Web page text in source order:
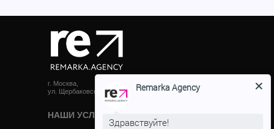
г. Москва,
ул. Щербаковская, д. 3
НАШИ УСЛУГИ
Remarka Agency
Здравствуйте!